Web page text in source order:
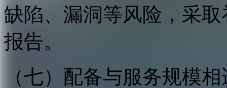
缺陷、漏洞等风险，采
报告。
（七）配备与服务规模